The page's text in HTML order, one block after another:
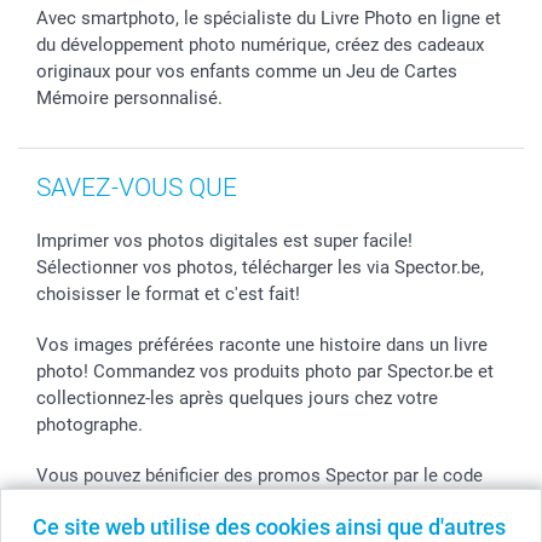
Ce site web utilise des cookies ainsi que d'autres
Stickers & Etiquettes
Avec smartphoto, le spécialiste du Livre Photo en ligne et
du développement photo numérique, créez des cadeaux
originaux pour vos enfants comme un Jeu de Cartes
Mémoire personnalisé.
SAVEZ-VOUS QUE
Imprimer vos photos digitales est super facile!
Sélectionner vos photos, télécharger les via Spector.be,
choisisser le format et c'est fait!
Vos images préférées raconte une histoire dans un livre
photo! Commandez vos produits photo par Spector.be et
collectionnez-les après quelques jours chez votre
photographe.
Vous pouvez bénificier des promos Spector par le code